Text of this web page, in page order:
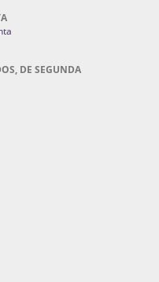
DE SEGUNDA